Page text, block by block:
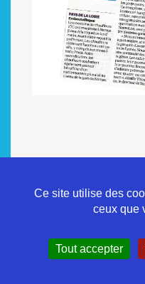
Mentions légales
Ce site utilise des
ceux que
Tout accepter